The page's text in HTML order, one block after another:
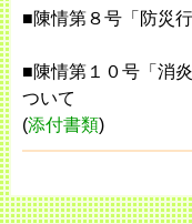
■陳情第８号「防災
■陳情第１０号「消
ついて
(添付書類)